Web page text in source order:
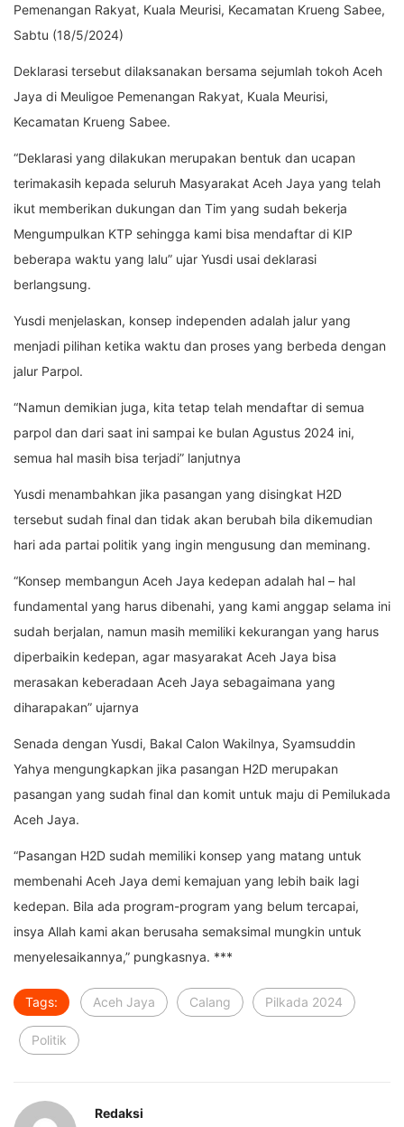
Pemenangan Rakyat, Kuala Meurisi, Kecamatan Krueng Sabee,
Sabtu (18/5/2024)
Deklarasi tersebut dilaksanakan bersama sejumlah tokoh Aceh
Jaya di Meuligoe Pemenangan Rakyat, Kuala Meurisi,
Kecamatan Krueng Sabee.
“Deklarasi yang dilakukan merupakan bentuk dan ucapan
terimakasih kepada seluruh Masyarakat Aceh Jaya yang telah
ikut memberikan dukungan dan Tim yang sudah bekerja
Mengumpulkan KTP sehingga kami bisa mendaftar di KIP
beberapa waktu yang lalu” ujar Yusdi usai deklarasi
berlangsung.
Yusdi menjelaskan, konsep independen adalah jalur yang
menjadi pilihan ketika waktu dan proses yang berbeda dengan
jalur Parpol.
“Namun demikian juga, kita tetap telah mendaftar di semua
parpol dan dari saat ini sampai ke bulan Agustus 2024 ini,
semua hal masih bisa terjadi” lanjutnya
Yusdi menambahkan jika pasangan yang disingkat H2D
tersebut sudah final dan tidak akan berubah bila dikemudian
hari ada partai politik yang ingin mengusung dan meminang.
“Konsep membangun Aceh Jaya kedepan adalah hal – hal
fundamental yang harus dibenahi, yang kami anggap selama ini
sudah berjalan, namun masih memiliki kekurangan yang harus
diperbaikin kedepan, agar masyarakat Aceh Jaya bisa
merasakan keberadaan Aceh Jaya sebagaimana yang
diharapakan” ujarnya
Senada dengan Yusdi, Bakal Calon Wakilnya, Syamsuddin
Yahya mengungkapkan jika pasangan H2D merupakan
pasangan yang sudah final dan komit untuk maju di Pemilukada
Aceh Jaya.
“Pasangan H2D sudah memiliki konsep yang matang untuk
membenahi Aceh Jaya demi kemajuan yang lebih baik lagi
kedepan. Bila ada program-program yang belum tercapai,
insya Allah kami akan berusaha semaksimal mungkin untuk
menyelesaikannya,” pungkasnya. ***
Tags: Aceh Jaya Calang Pilkada 2024
Politik
Redaksi